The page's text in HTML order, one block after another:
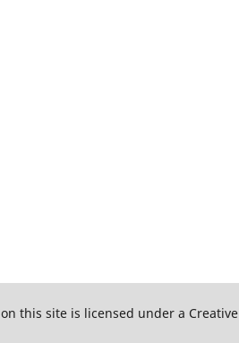
on this site is licensed under a